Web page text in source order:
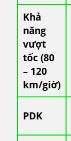
Khả
năng
vượt
tốc (80
– 120
km/giờ)
PDK